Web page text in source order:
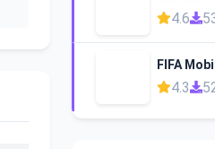
4.6
FIFA
4.3